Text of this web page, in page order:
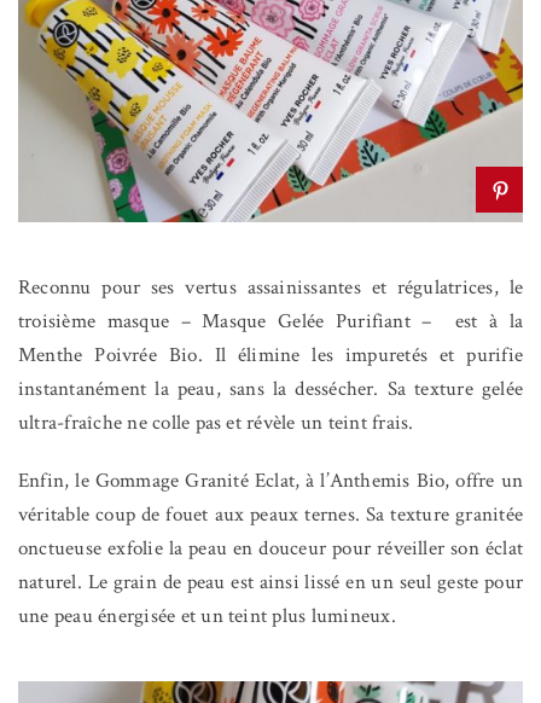
Reconnu pour ses vertus assainissantes et régulatrices, le
troisième masque – Masque Gelée Purifiant –
est à la
Menthe Poivrée Bio. Il élimine les impuretés et purifie
instantanément la peau, sans la dessécher. Sa texture gelée
ultra-fraîche ne colle pas et révèle un teint frais.
Enfin, le Gommage Granité Eclat, à l’Anthemis Bio, offre un
véritable coup de fouet aux peaux ternes. Sa texture granitée
onctueuse exfolie la peau en douceur pour réveiller son éclat
naturel. Le grain de peau est ainsi lissé en un seul geste pour
une peau énergisée et un teint plus lumineux.